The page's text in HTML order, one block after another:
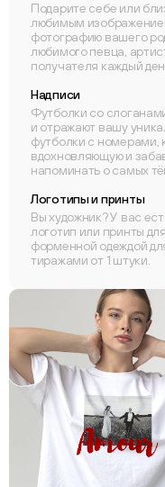
Подарите себе или
любимым
фотографию вашего
любимого певца,
получателя каждый
Надписи
Футболки со
и отражают вашу
футболки с номерами,
вдохновляющую и
напоминать о самых
Логотипы и принты
Вы художник? У вас
логотип или принты
форменной одеждой
тиражами от 1 штуки.